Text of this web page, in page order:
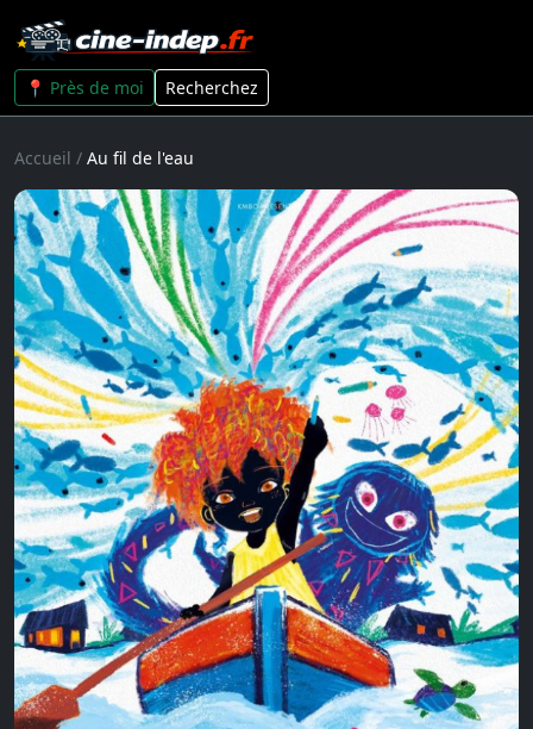
📍 Près de moi Recherchez
Accueil / Au fil de l'eau